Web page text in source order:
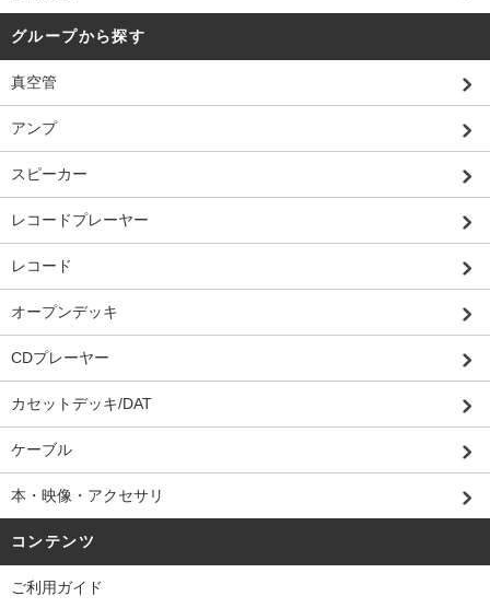
グループから探す
真空管
アンプ
スピーカー
レコードプレーヤー
レコード
オープンデッキ
CDプレーヤー
カセットデッキ/DAT
ケーブル
本・映像・アクセサリ
コンテンツ
ご利用ガイド